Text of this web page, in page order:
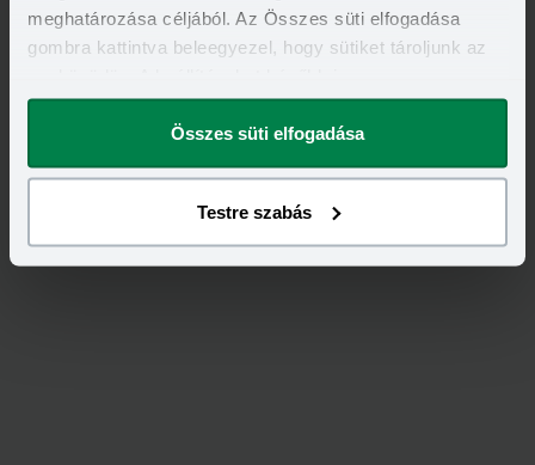
meghatározása céljából. Az Összes süti elfogadása
gombra kattintva beleegyezel, hogy sütiket tároljunk az
megváltoztathatod.
Összes süti elfogadása
Testre szabás
Értékeldaz UNIQA-ot!